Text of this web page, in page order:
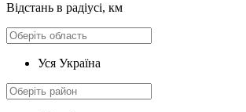
Відстань в радіусі, км
Уся Україна